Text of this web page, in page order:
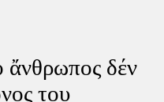
ἄνθρωπος δέν
του